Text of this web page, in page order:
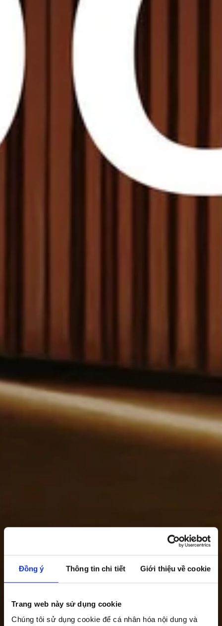
Đồng ý Thông tin chi tiết Giới thiệu về cookie
Trang web này sử dụng cookie
Chúng tôi sử dụng cookie để cá nhân hóa nội dung và